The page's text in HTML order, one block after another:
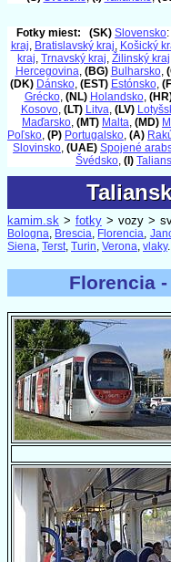
Fotky miest: (SK) Slovensko:
kraj, Bratislavský kraj, Košický
kraj, Trnavský kraj, Žilinský kraj
Hercegovina, (BG) Bulharsko,
(DK) Dánsko, (EST) Estónsko,
Grécko, (NL) Holandsko,
Kosovo, (LT) Litva, (LV)
Maďarsko, (MT) Malta, (MD)
Poľsko, (P) Portugalsko, (A)
Slovinsko, (UAE) Spojené
Švédsko, (I)
kamim.sk > fotky> vozy >
Bologna, Brescia, Florencia,
Siena, Terst, Turin, Verona, vlaky.
Florencia